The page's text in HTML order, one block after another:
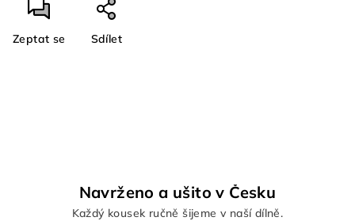
Zeptat se Sdílet
Navrženo a ušito v Česku
Každý kousek ručně šijeme v naší dílně.